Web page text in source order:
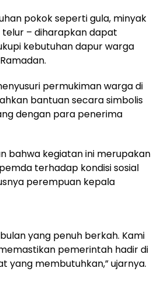
pokok seperti gula, minyak
telur – diharapkan dapat
kebutuhan dapur warga
permukiman warga di
bantuan secara simbolis
dengan para penerima
bahwa kegiatan ini merupakan
terhadap kondisi sosial
perempuan kepala
yang penuh berkah. Kami
pemerintah hadir di
yang membutuhkan,” ujarnya.